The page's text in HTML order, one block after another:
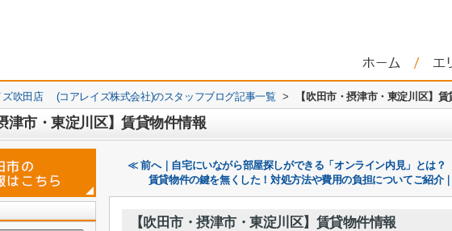
ズ吹田店 (コアレイズ株式会社)のスタッフブログ記事一覧 > 【吹田市・摂津市・東淀川区】
津市・東淀川区】賃貸物件情報
≪ 前へ｜自宅にいながら部屋探しができる「オンライン内見」とは？
賃貸物件の鍵を無くした！対処方法や費用の負担についてご紹介
【吹田市・摂津市・東淀川区】賃貸物件情報